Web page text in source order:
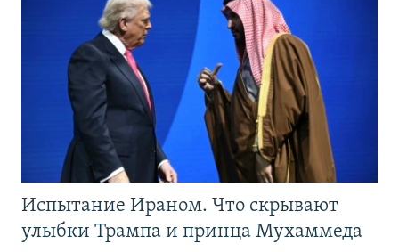
Испытание Ираном. Что скрывают
улыбки Трампа и принца Мухаммеда